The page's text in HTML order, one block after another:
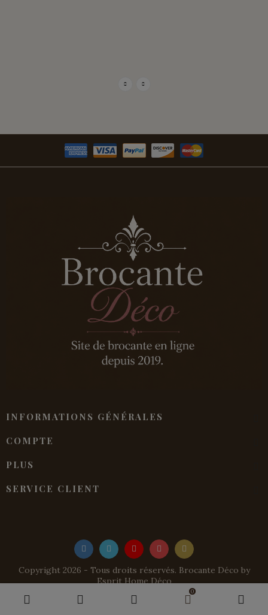
0
INFORMATIONS GÉNÉRALES
COMPTE
PLUS
SERVICE CLIENT
Copyright 2026 - Tous droits réservés. Brocante Déco by
Esprit Home Déco